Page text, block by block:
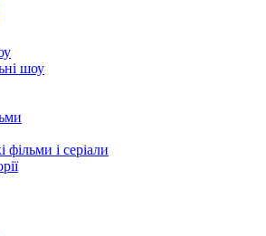
шоу
фільми і серіали